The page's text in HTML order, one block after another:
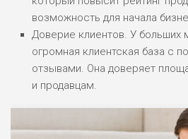
ДОХОД: СРЕДНИЙ
БЮДЖЕТ: НИЗКИЙ
возможность для начала
Доверие клиентов. У больших
огромная клиентская база с
отзывами. Она доверяет
и продавцам.